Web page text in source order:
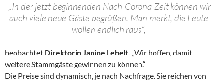
„In der jetzt beginnenden Nach-Corona-Zeit können wir
auch viele neue Gäste begrüßen. Man merkt, die Leute
wollen endlich raus“,
beobachtet Direktorin Janine Lebelt. „Wir hoffen, damit
weitere Stammgäste gewinnen zu können.“
Die Preise sind dynamisch, je nach Nachfrage. Sie reichen von